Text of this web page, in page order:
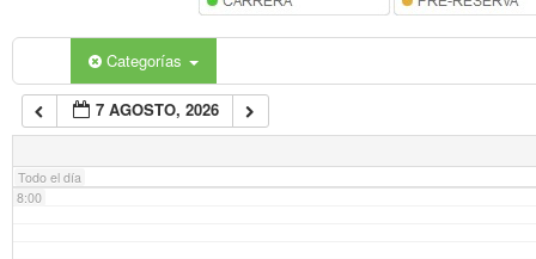
Categorías
7 AGOSTO, 2026
Todo el día
7:00
8:00